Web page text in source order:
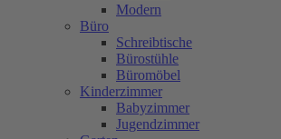
Modern
Büro
Schreibtische
Bürostühle
Büromöbel
Kinderzimmer
Babyzimmer
Jugendzimmer